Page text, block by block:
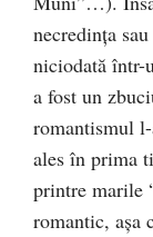
necredinţa
niciodată
a fost un
romantismul
ales în prima
printre marile
romantic, aşa